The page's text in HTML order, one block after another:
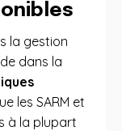
la gestion
dans la
les SARM et
à la plupart